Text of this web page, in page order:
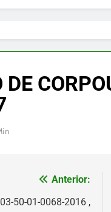
DE
Anterior:
50-01-0068-2016 ,